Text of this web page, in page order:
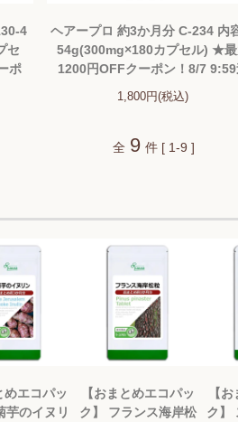
4
セ
ポ
ヘアープロ 約3か月分 C-234 内
54g(300mg×180カプセル) ★
1200円OFFクーポン！8/7
1,800円(税込)
全 9 件 [ 1-9 ]
めエコパッ
芋のイヌリ
【おまとめエコパッ
ク】 フランス海岸松
【
ク】